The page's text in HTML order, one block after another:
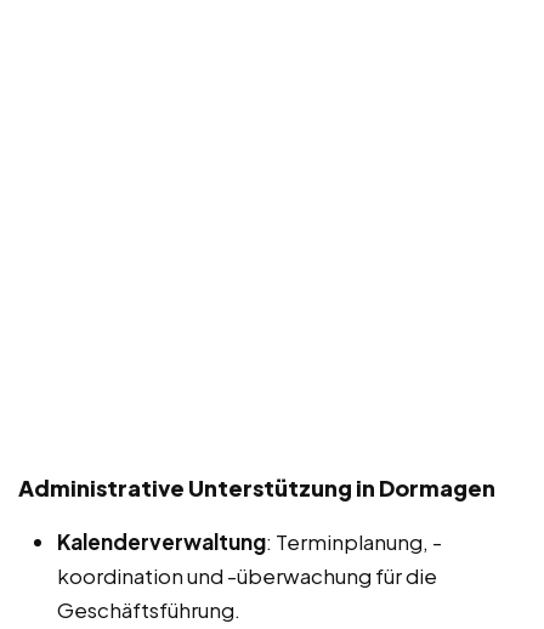
Administrative Unterstützung in Dormagen
Kalenderverwaltung: Terminplanung, -
koordination und -überwachung für die
Geschäftsführung.